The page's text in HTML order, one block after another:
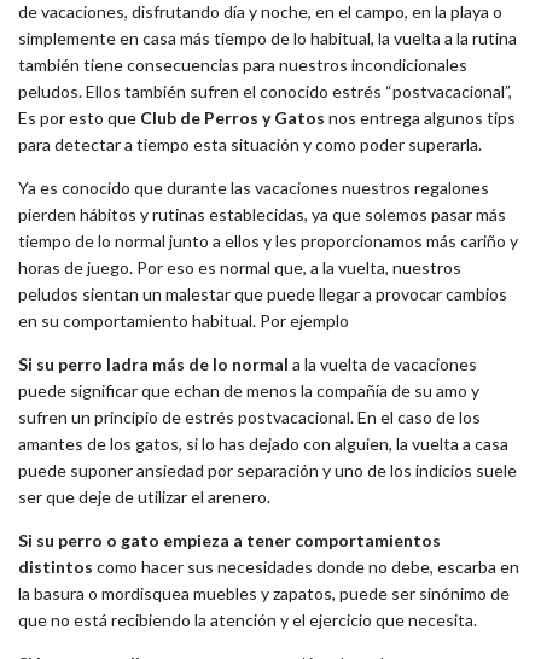
de vacaciones, disfrutando día y noche, en el campo, en la playa o
simplemente en casa más tiempo de lo habitual, la vuelta a la rutina
también tiene consecuencias para nuestros incondicionales
peludos. Ellos también sufren el conocido estrés “postvacacional”,
Es por esto que Club de Perros y Gatos nos entrega algunos tips
para detectar a tiempo esta situación y como poder superarla.
Ya es conocido que durante las vacaciones nuestros regalones
pierden hábitos y rutinas establecidas, ya que solemos pasar más
tiempo de lo normal junto a ellos y les proporcionamos más cariño y
horas de juego. Por eso es normal que, a la vuelta, nuestros
peludos sientan un malestar que puede llegar a provocar cambios
en su comportamiento habitual. Por ejemplo
Si su perro ladra más de lo normal a la vuelta de vacaciones
puede significar que echan de menos la compañía de su amo y
sufren un principio de estrés postvacacional. En el caso de los
amantes de los gatos, si lo has dejado con alguien, la vuelta a casa
puede suponer ansiedad por separación y uno de los indicios suele
ser que deje de utilizar el arenero.
Si su perro o gato empieza a tener comportamientos
distintos como hacer sus necesidades donde no debe, escarba en
la basura o mordisquea muebles y zapatos, puede ser sinónimo de
que no está recibiendo la atención y el ejercicio que necesita.